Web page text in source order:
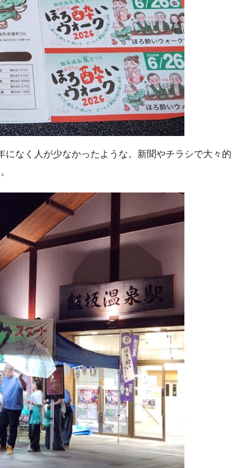
なく人が少なかったような。新聞やチラシで大々的